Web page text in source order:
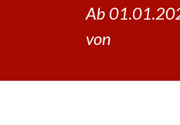
Ab
von